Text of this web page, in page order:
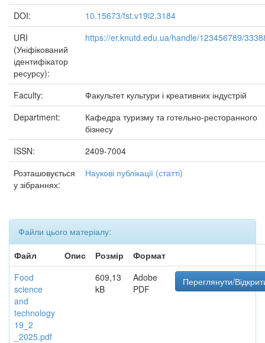
DOI:
10.15673/fst.v19i2.3184
URI
(Уніфікований
ідентифікатор
ресурсу):
https://er.knutd.edu.ua/handle/123456789/
Faculty:
Факультет культури і креативних індустрій
Department:
Кафедра туризму та готельно-ресторанного
бізнесу
ISSN:
2409-7004
Розташовується
у зібраннях:
Наукові публікації (статті)
Файли цього матеріалу:
Файл
Опис Розмір
Формат
Food
science
and
technology
19_2
_2025.pdf
609,13
kB
Adobe
PDF
Переглянути/